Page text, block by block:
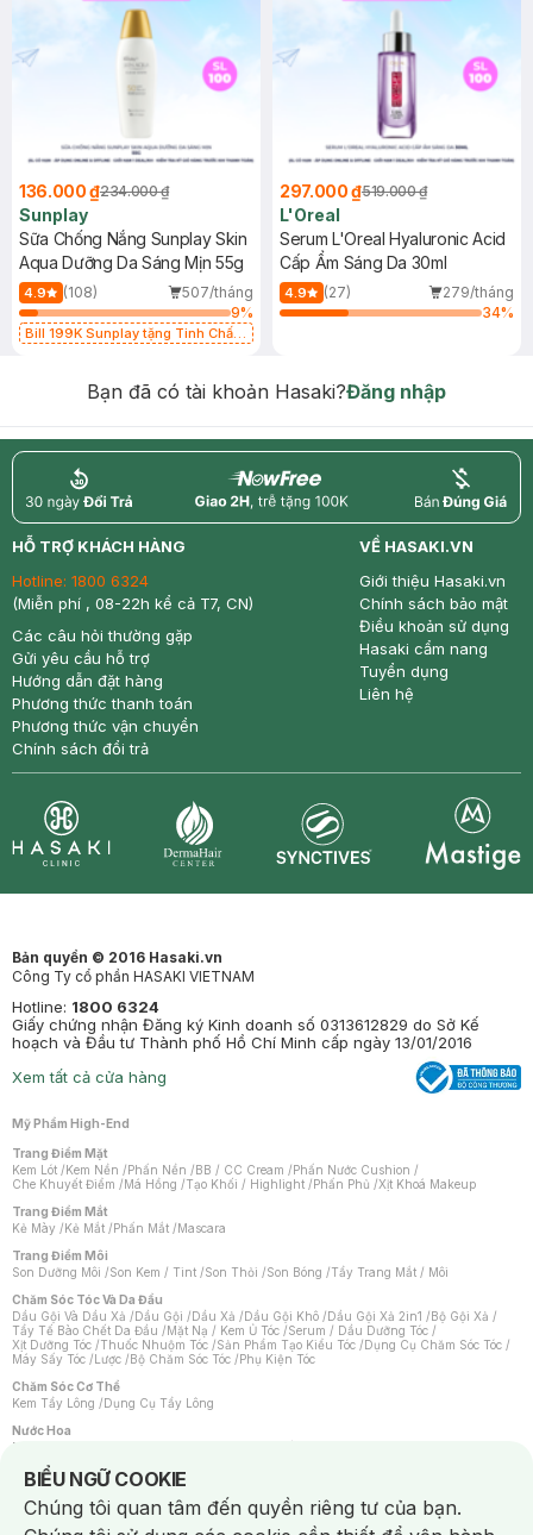
136.000 ₫234.000 ₫
Sunplay
Sữa Chống Nắng Sunplay Skin
Aqua Dưỡng Da Sáng Mịn 55g
4.9 (108)
507/tháng
9%
Bill 199K Sunplay tặng Tinh Chất
297.000 ₫519.000 ₫
L'Oreal
Serum L'Oreal Hyaluronic Acid
Cấp Ẩm Sáng Da 30ml
4.9 (27)
279/tháng
34%
Bạn đã có tài khoản Hasaki?Đăng nhập
return nowfree price
HỖ TRỢ KHÁCH HÀNG
Hotline: 1800 6324
(Miễn phí , 08-22h kể cả T7, CN)
Các câu hỏi thường gặp
Gửi yêu cầu hỗ trợ
Hướng dẫn đặt hàng
Phương thức thanh toán
Phương thức vận chuyển
Chính sách đổi trả
VỀ HASAKI.VN
Giới thiệu Hasaki.vn
Chính sách bảo mật
Điều khoản sử dụng
Hasaki cẩm nang
Tuyển dụng
Liên hệ
Bản quyền © 2016 Hasaki.vn
Công Ty cổ phần HASAKI VIETNAM
Hotline: 1800 6324
Giấy chứng nhận Đăng ký Kinh doanh số 0313612829 do Sở Kế
hoạch và Đầu tư Thành phố Hồ Chí Minh cấp ngày 13/01/2016
Xem tất cả cửa hàng
Mỹ Phẩm High-End
Trang Điểm Mặt
Kem Lót /Kem Nền /Phấn Nền /BB / CC Cream /Phấn Nước Cushion /
Che Khuyết Điểm /Má Hồng /Tạo Khối / Highlight /Phấn Phủ /Xịt Khoá Makeup
Trang Điểm Mắt
Kẻ Mày /Kẻ Mắt /Phấn Mắt /Mascara
Trang Điểm Môi
Son Dưỡng Môi /Son Kem / Tint /Son Thỏi /Son Bóng /Tẩy Trang Mắt / Môi
Chăm Sóc Tóc Và Da Đầu
Dầu Gội Và Dầu Xả /Dầu Gội /Dầu Xả /Dầu Gội Khô /Dầu Gội Xả 2in1 /Bộ Gội Xả /
Tẩy Tế Bào Chết Da Đầu /Mặt Nạ / Kem Ủ Tóc /Serum / Dầu Dưỡng Tóc /
Xịt Dưỡng Tóc /Thuốc Nhuộm Tóc /Sản Phẩm Tạo Kiểu Tóc /Dụng Cụ Chăm Sóc Tóc /
Máy Sấy Tóc /Lược /Bộ Chăm Sóc Tóc /Phụ Kiện Tóc
Chăm Sóc Cơ Thể
Kem Tẩy Lông /Dụng Cụ Tẩy Lông
Nước Hoa
Nước Hoa Nữ
Chăm Sóc Cá Nhân
Chống Muỗi /Khẩu Trang /Máy Massage/Mặt Nạ Xông Hơi /Nước Rửa Tay/
Sản Phẩm Chăm Sóc Khác /Bàn Chải Đánh Răng /Bàn Chải Điện/
BIỂU NGỮ COOKIE
Notice about cookies usage
Chúng tôi quan tâm đến quyền riêng tư của bạn.